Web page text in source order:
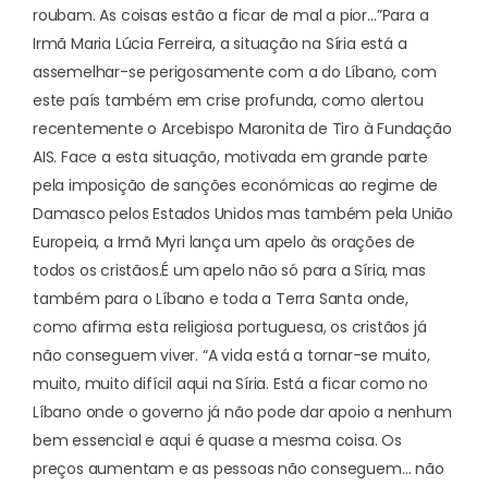
roubam. As coisas estão a ficar de mal a pior…”Para a
Irmã Maria Lúcia Ferreira, a situação na Síria está a
assemelhar-se perigosamente com a do Líbano, com
este país também em crise profunda, como alertou
recentemente oArcebispo Maronita de Tiro à Fundação
AIS. Face a esta situação, motivada em grande parte
pela imposição de sanções económicas ao regime de
Damasco pelos Estados Unidos mas também pela União
Europeia, a Irmã Myri lança um apelo às orações de
todos os cristãos.É um apelo não só para a Síria, mas
também para o Líbano e toda a Terra Santa onde,
como afirma esta religiosa portuguesa, os cristãos já
não conseguem viver. “A vida está a tornar-se muito,
muito, muito difícil aqui na Síria. Está a ficar como no
Líbano onde o governo já não pode dar apoio a nenhum
bem essencial e aqui é quase a mesma coisa. Os
preços aumentam e as pessoas não conseguem… não